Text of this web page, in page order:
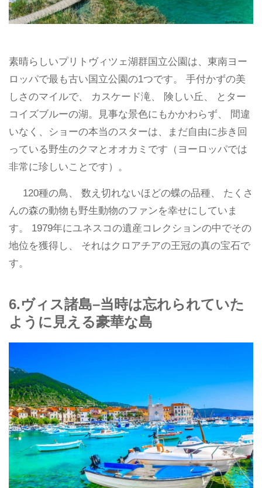
素晴らしいプリトヴィツェ湖群国立公園は、東南ヨー
ロッパで最も古い国立公園の1つです。 手付かずの美
しさのマイルで、 カスケード滝、 険しい丘、 とター
コイズブルーの湖。見事な景色にもかかわらず、 間違
いなく、ショーの本当のスターは、まだ自由に歩き回
っている野生のクマとオオカミです（ヨーロッパでは
非常に珍しいことです）。
120種の鳥、 数え切れないほどの蝶の品種、 たくさ
んの森の動物も野生動物のファンを幸せにしていま
す。 1979年にユネスコの遺産コレクションの中でその
地位を獲得し、 それはクロアチアの王冠の真の宝石で
す。
6.ヴィス諸島–当時は忘れられていた
ように見える豪華な島